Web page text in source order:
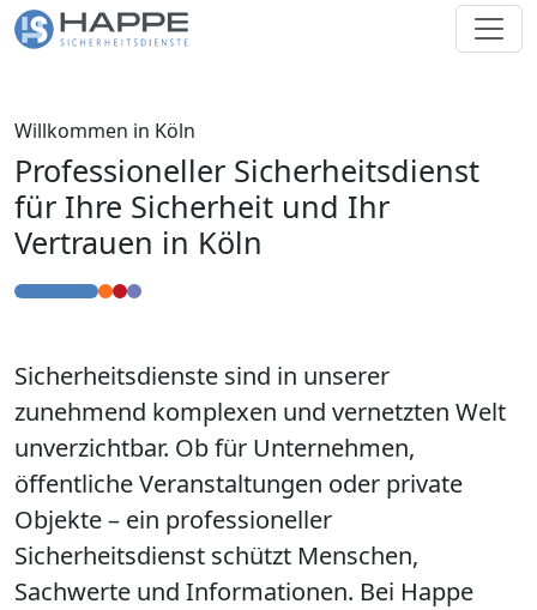
Willkommen in Köln
Professioneller Sicherheitsdienst
für Ihre Sicherheit und Ihr
Vertrauen in Köln
Sicherheitsdienste sind in unserer
zunehmend komplexen und vernetzten Welt
unverzichtbar. Ob für Unternehmen,
öffentliche Veranstaltungen oder private
Objekte – ein professioneller
Sicherheitsdienst schützt Menschen,
Sachwerte und Informationen. Bei Happe